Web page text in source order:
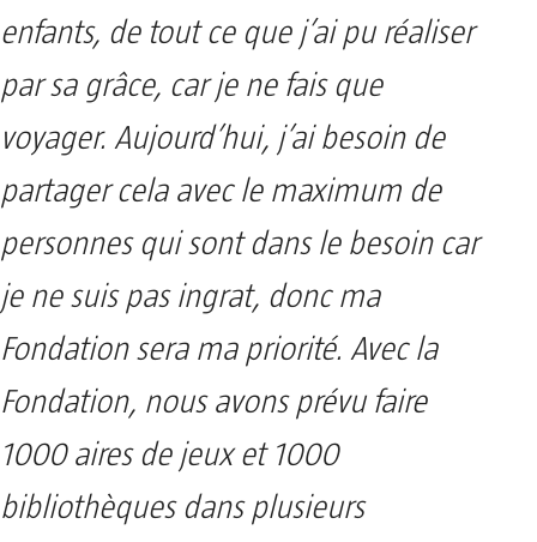
enfants, de tout ce que j’ai pu réaliser
par sa grâce, car je ne fais que
voyager. Aujourd’hui, j’ai besoin de
partager cela avec le maximum de
personnes qui sont dans le besoin car
je ne suis pas ingrat, donc ma
Fondation sera ma priorité. Avec la
Fondation, nous avons prévu faire
1000 aires de jeux et 1000
bibliothèques dans plusieurs